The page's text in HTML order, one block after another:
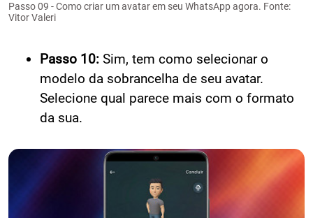
Passo 09 - Como criar um avatar em seu WhatsApp agora. Fonte:
Vitor Valeri
Passo 10: Sim, tem como selecionar o
modelo da sobrancelha de seu avatar.
Selecione qual parece mais com o formato
da sua.